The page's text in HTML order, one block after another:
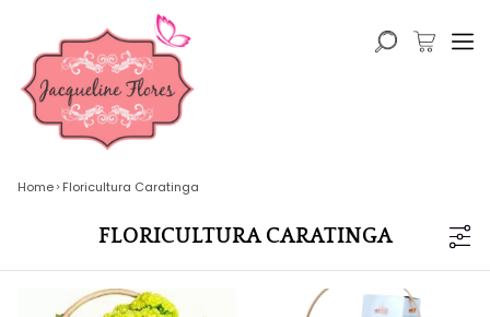
Home Floricultura Caratinga
FLORICULTURA CARATINGA